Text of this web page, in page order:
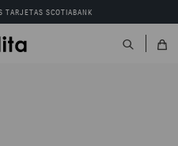
TARJETAS SCOTIABANK